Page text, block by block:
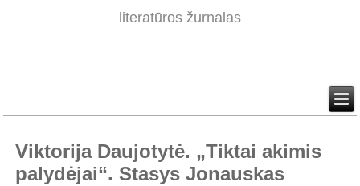
literatūros žurnalas
Viktorija Daujotytė. „Tiktai akimis
palydėjai“. Stasys Jonauskas